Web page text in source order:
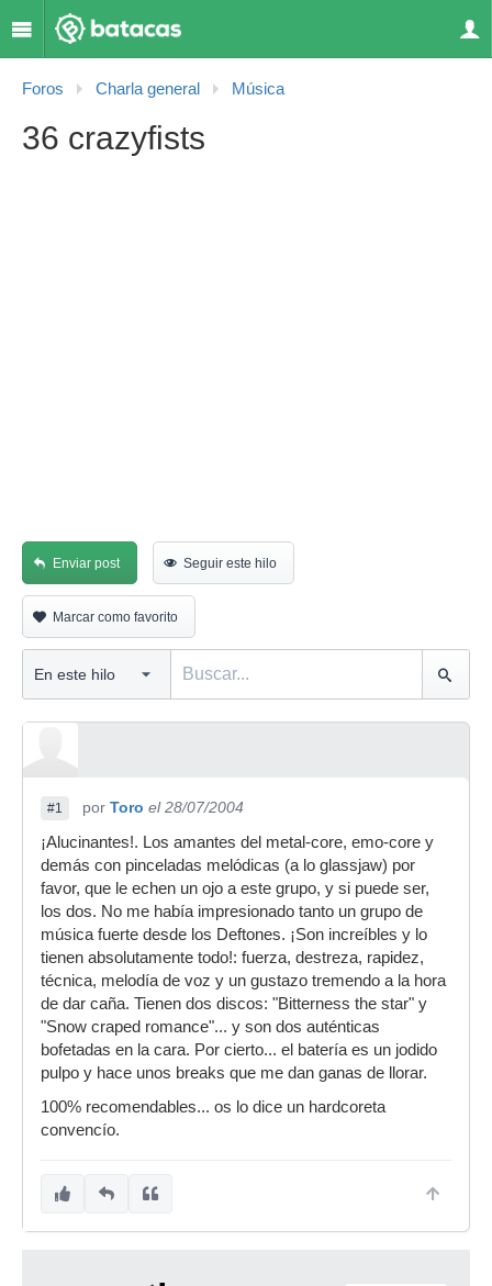
Foros Charla general Música
36 crazyfists
Enviar post Seguir este hilo
Marcar como favorito
#1 por Toro el 28/07/2004
¡Alucinantes!. Los amantes del metal-core, emo-core y
demás con pinceladas melódicas (a lo glassjaw) por
favor, que le echen un ojo a este grupo, y si puede ser,
los dos. No me había impresionado tanto un grupo de
música fuerte desde los Deftones. ¡Son increíbles y lo
tienen absolutamente todo!: fuerza, destreza, rapidez,
técnica, melodía de voz y un gustazo tremendo a la hora
de dar caña. Tienen dos discos: "Bitterness the star" y
"Snow craped romance"... y son dos auténticas
bofetadas en la cara. Por cierto... el batería es un jodido
pulpo y hace unos breaks que me dan ganas de llorar.
100% recomendables... os lo dice un hardcoreta
convencío.